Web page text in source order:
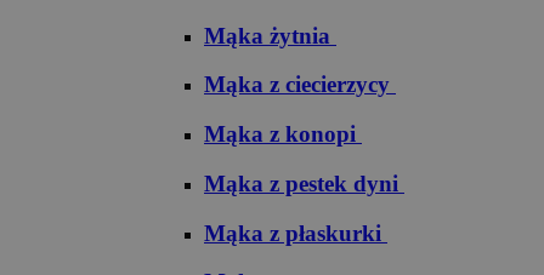
Mąka żytnia
Mąka z ciecierzycy
Mąka z konopi
Mąka z pestek dyni
Mąka z płaskurki